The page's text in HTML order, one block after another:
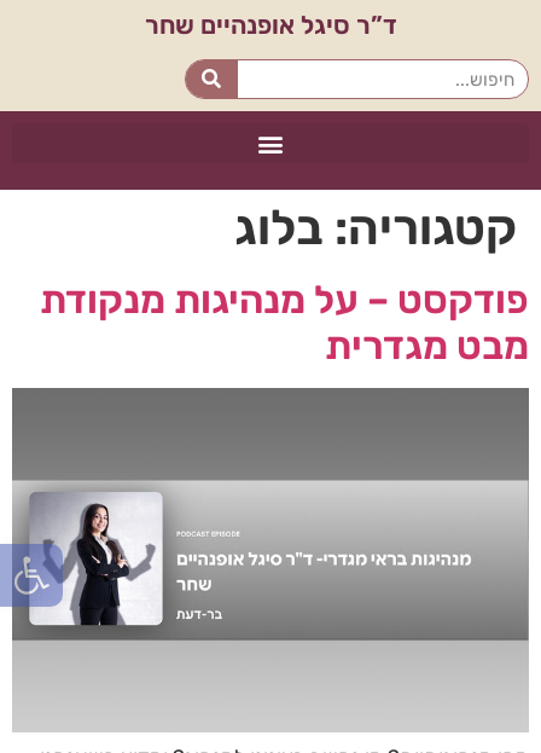
פתח
ד”ר סיגל אופנהיים שחר
קטגוריה: בלוג
פודקסט – על מנהיגות מנקודת
מבט מגדרית